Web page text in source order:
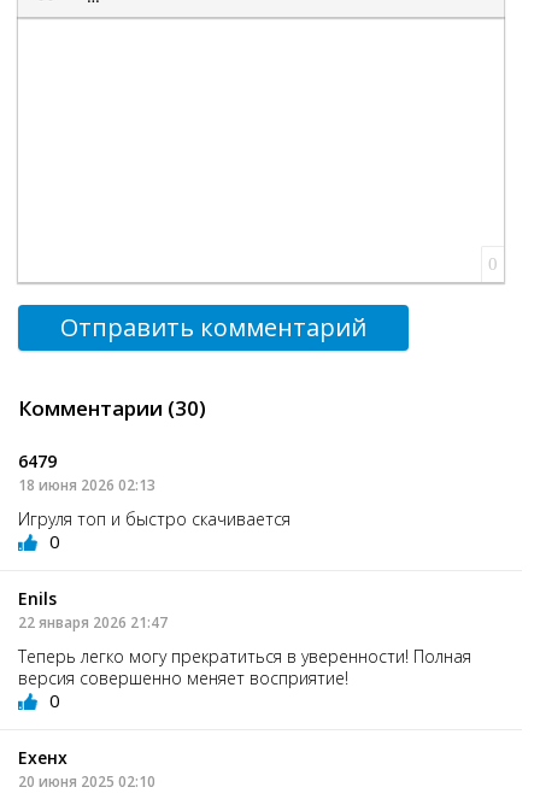
Вставка цитаты
Вставка спойлера
0
Отправить комментарий
Комментарии (30)
6479
18 июня 2026 02:13
Игруля топ и быстро скачивается
0
Enils
22 января 2026 21:47
Теперь легко могу прекратиться в уверенности! Полная
версия совершенно меняет восприятие!
0
Ехенх
20 июня 2025 02:10